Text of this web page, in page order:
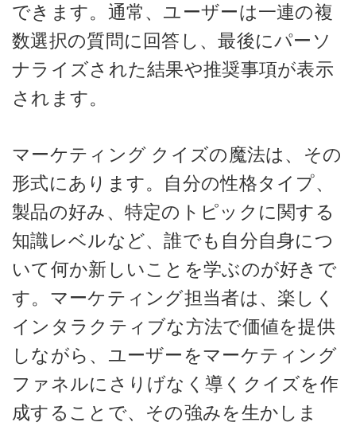
できます。通常、ユーザーは一連の複
数選択の質問に回答し、最後にパーソ
ナライズされた結果や推奨事項が表示
されます。
マーケティング クイズの魔法は、その
形式にあります。自分の性格タイプ、
製品の好み、特定のトピックに関する
知識レベルなど、誰でも自分自身につ
いて何か新しいことを学ぶのが好きで
す。マーケティング担当者は、楽しく
インタラクティブな方法で価値を提供
しながら、ユーザーをマーケティング
ファネルにさりげなく導くクイズを作
成することで、その強みを生かしま